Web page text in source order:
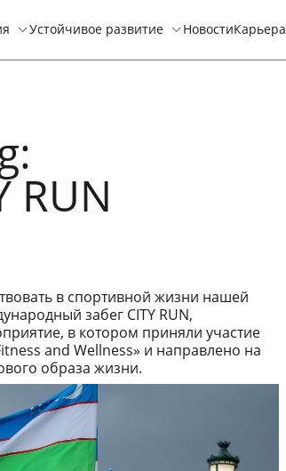
Устойчивое развитие НовостиКарьера
RUN
в спортивной жизни нашей
забег CITY RUN,
в котором приняли участие
and Wellness» и направлено на
образа жизни.